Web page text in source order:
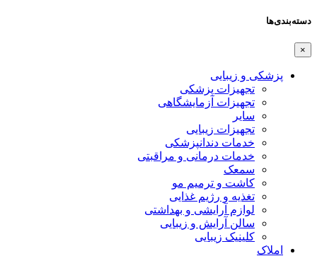
دسته‌بندی‌ها
×
پزشکی و زیبایی
تجهیزات پزشکی
تجهیزات آزمایشگاهی
سایر
تجهیزات زیبایی
خدمات دندانپزشکی
خدمات درمانی و مراقبتی
سمعک
کاشت و ترمیم مو
تغذیه و رژیم غذایی
لوازم آرایشی و بهداشتی
سالن آرایش و زیبایی
کلینیک زیبایی
املاک